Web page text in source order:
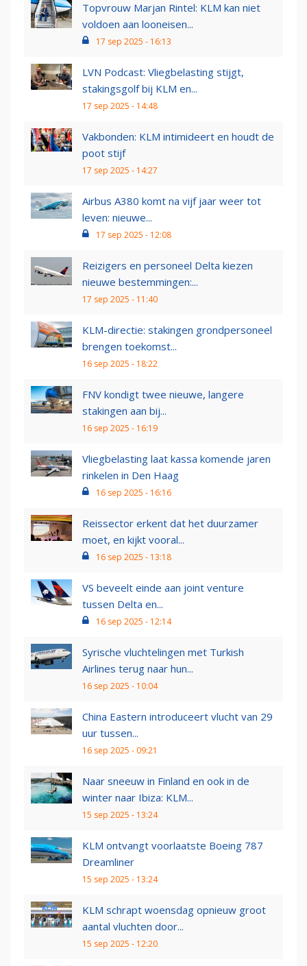
Topvrouw Marjan Rintel: KLM kan niet
voldoen aan looneisen...
17 sep 2025 - 16:13
LVN Podcast: Vliegbelasting stijgt,
stakingsgolf bij KLM en...
17 sep 2025 - 14:48
Vakbonden: KLM intimideert en houdt de
poot stijf
17 sep 2025 - 14:27
Airbus A380 komt na vijf jaar weer tot
leven: nieuwe...
17 sep 2025 - 12:08
Reizigers en personeel Delta kiezen
nieuwe bestemmingen:...
17 sep 2025 - 11:40
KLM-directie: stakingen grondpersoneel
brengen toekomst...
16 sep 2025 - 18:22
FNV kondigt twee nieuwe, langere
stakingen aan bij...
16 sep 2025 - 16:19
Vliegbelasting laat kassa komende jaren
rinkelen in Den Haag
16 sep 2025 - 16:16
Reissector erkent dat het duurzamer
moet, en kijkt vooral...
16 sep 2025 - 13:18
VS beveelt einde aan joint venture
tussen Delta en...
16 sep 2025 - 12:14
Syrische vluchtelingen met Turkish
Airlines terug naar hun...
16 sep 2025 - 10:04
China Eastern introduceert vlucht van 29
uur tussen...
16 sep 2025 - 09:21
Naar sneeuw in Finland en ook in de
winter naar Ibiza: KLM...
15 sep 2025 - 13:24
KLM ontvangt voorlaatste Boeing 787
Dreamliner
15 sep 2025 - 13:24
KLM schrapt woensdag opnieuw groot
aantal vluchten door...
15 sep 2025 - 12:20